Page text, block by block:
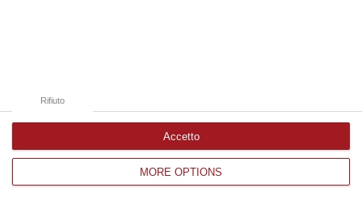
MORE OPTIONS
Rifiuto
Accetto
Corriere delle Calabria è una testata giornalistica di News&Com S.r.l